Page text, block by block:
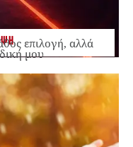
επιλογή, αλλά
μου